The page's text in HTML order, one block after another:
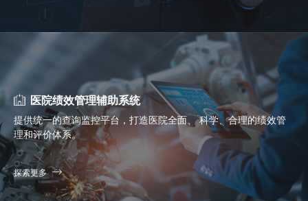
医院绩效管理辅助系统
提供统一的查询监控平台，打造医院全面、 科学、合理的绩效管
理和评价体系。
探索更多